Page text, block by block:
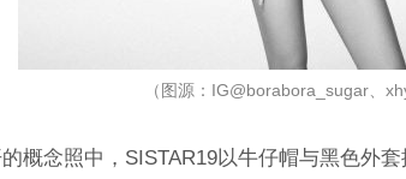
（图源：IG@borabora_sugar、
概念照中，SISTAR19以牛仔帽与黑色外